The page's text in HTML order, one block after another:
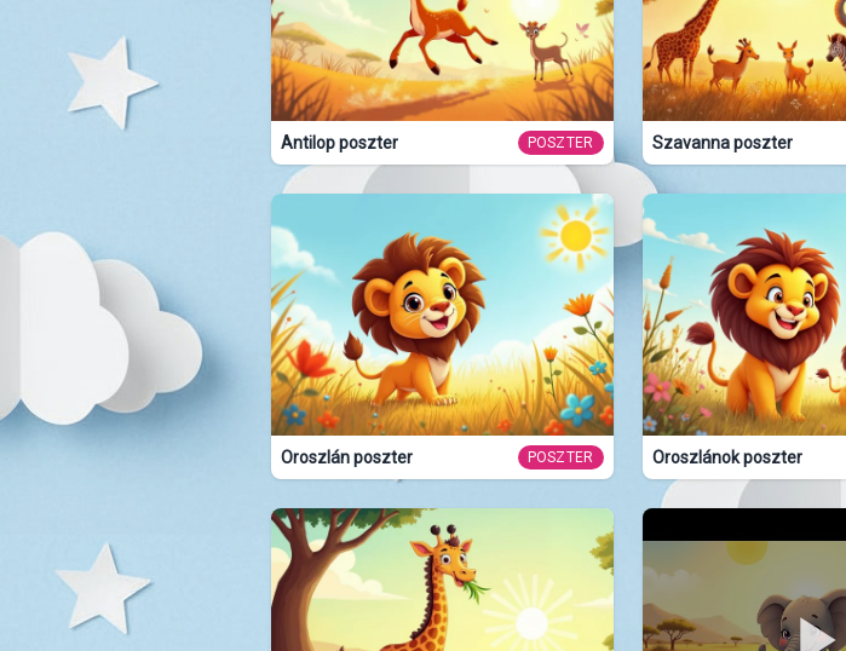
Antilop poszter POSZTER Szavanna poszter
Oroszlán poszter POSZTER Oroszlánok poszter